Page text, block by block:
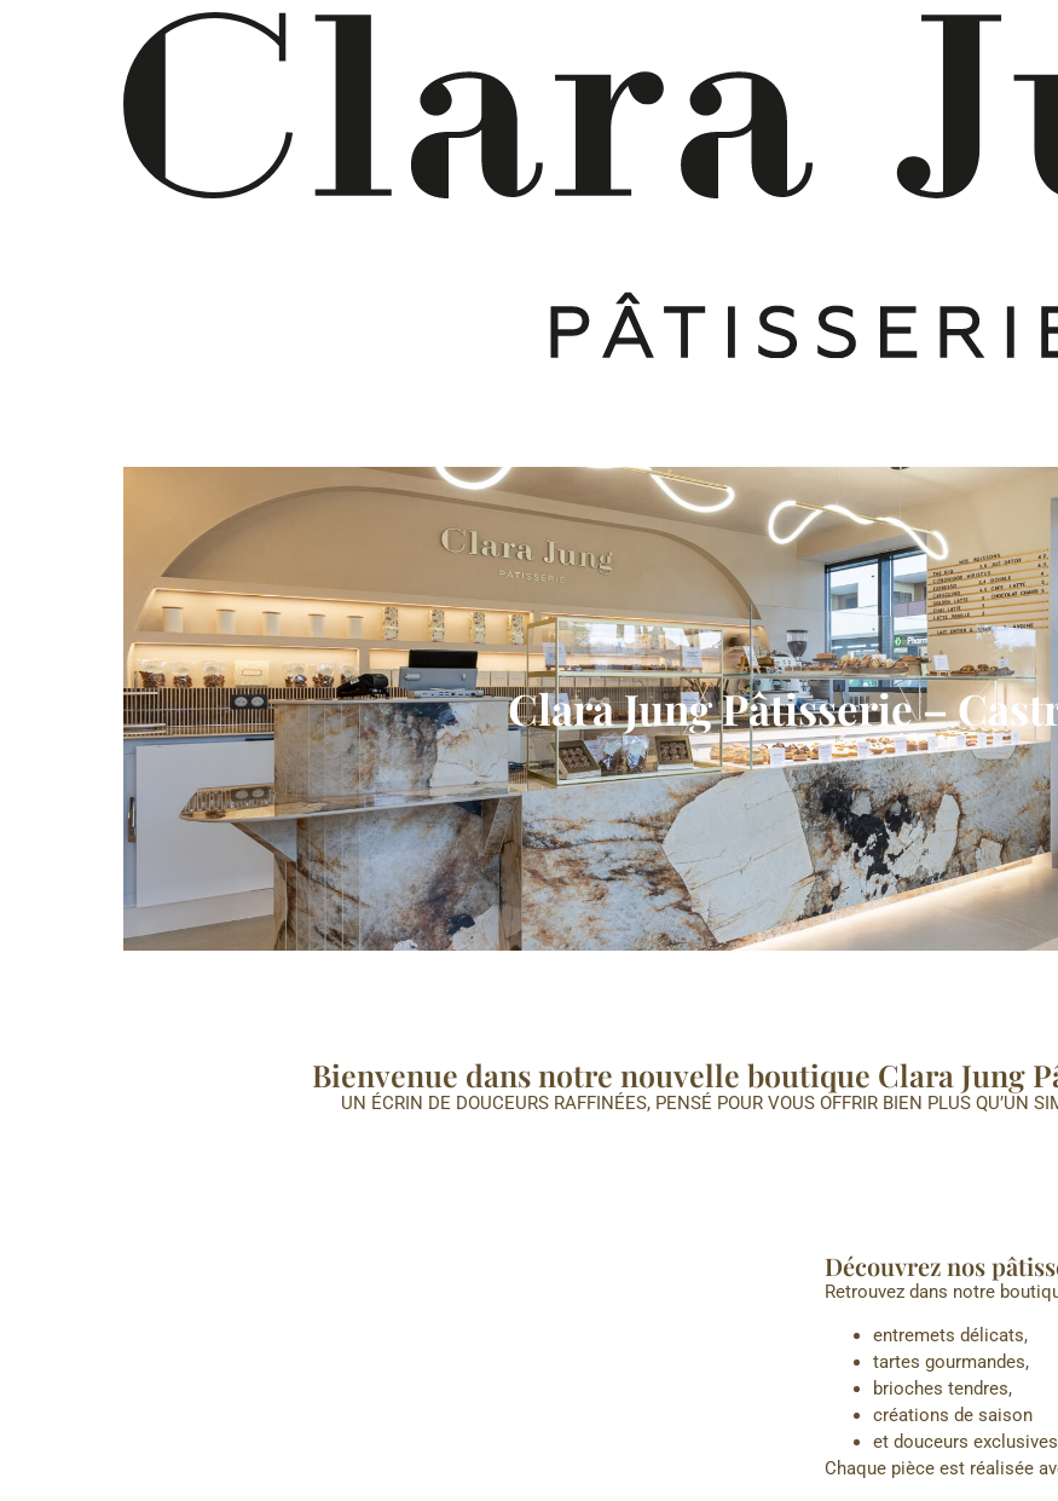
Clara Jung Pâtisserie –
Bienvenue dans notre nouvelle boutique Clara Jung
UN ÉCRIN DE DOUCEURS RAFFINÉES, PENSÉ POUR VOUS OFFRIR BIEN PLUS QU’UN
Découvrez nos
Retrouvez dans notre
entremets délicats,
tartes gourmandes,
brioches tendres,
créations de saison
et douceurs
Chaque pièce est réalisée